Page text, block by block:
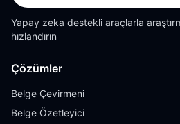
Yapay zeka destekli araçlarla
hızlandırın
Çözümler
Belge Çevirmeni
Belge Özetleyici